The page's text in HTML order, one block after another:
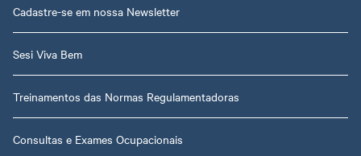
Cadastre-se em nossa Newsletter
Sesi Viva Bem
Treinamentos das Normas Regulamentadoras
Consultas e Exames Ocupacionais